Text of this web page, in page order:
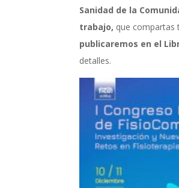
Sanidad de la
trabajo, que compartas
publicaremos en el
detalles.